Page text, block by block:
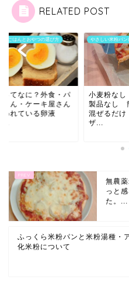
RELATED POST
い米粉パンレシピ
粉なし 卵なし 乳
なし 簡単ぐるぐる
るだけ！『米粉ピ
やさしい米粉パン
【材料４つ
なし・サイ
米粉ピタパ
方】...
無農
っと
た。...
ふっくら米粉パンと米粉湯種・
化米粉について